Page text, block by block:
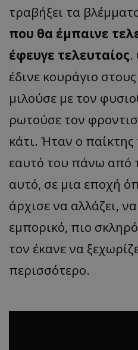
τραβήξει τα
που θα έμπαινε
έφευγε τελευταίος.
έδινε κουράγιο
μιλούσε με τον
ρωτούσε τον
κάτι. Ήταν ο
εαυτό του πάνω από
αυτό, σε μια εποχή
άρχισε να αλλάζει,
εμπορικό, πιο
τον έκανε να
περισσότερο.